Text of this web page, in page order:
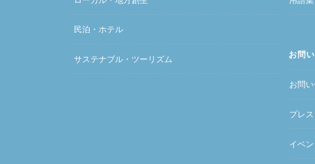
民泊・ホテル
サステナブル・ツーリズム お問
お問
プレ
イベ